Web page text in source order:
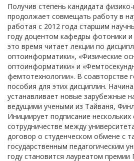
Получив степень кандидата
продолжает совмещать работу в
работая с 2012 года старшим
году доцентом кафедры фотоники
это время читает лекции по
оптоинформатики», «Физические
оптоинформатики» и
фемтотехнологии». В соавторстве
пособия для этих дисциплин.
устанавливает новые зарубежные
ведущими учеными из Тайваня,
Инициирует подписание
сотрудничестве между
договор о студенческом обмене с
государственным педагогическим
году становится лауреатом премии